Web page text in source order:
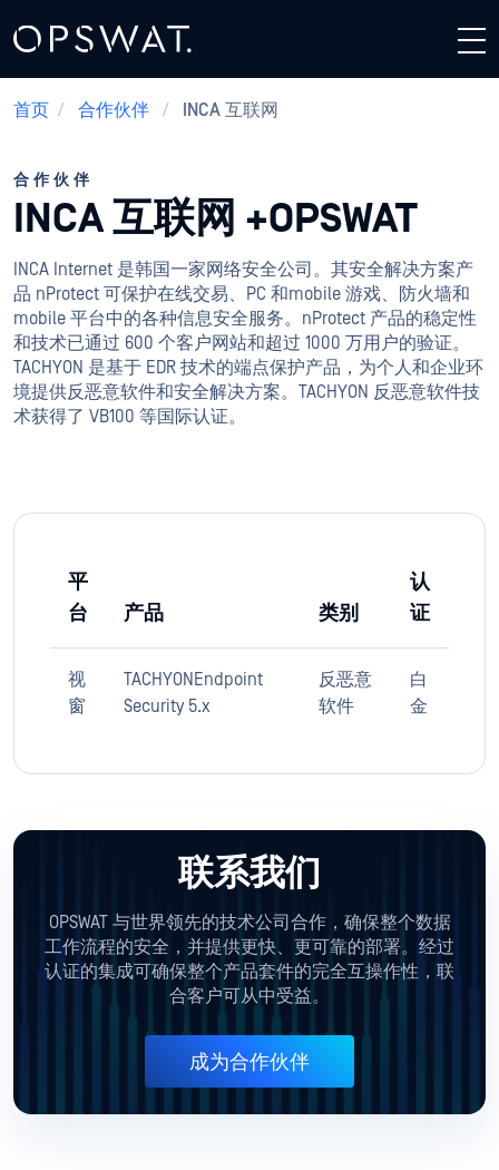
首页 / 合作伙伴 / INCA 互联网
合作伙伴
INCA 互联网 +OPSWAT
INCA Internet 是韩国一家网络安全公司。其安全解决方案产
品 nProtect 可保护在线交易、PC 和mobile 游戏、防火墙和
mobile 平台中的各种信息安全服务。nProtect 产品的稳定性
和技术已通过 600 个客户网站和超过 1000 万用户的验证。
TACHYON 是基于 EDR 技术的端点保护产品，为个人和企业环
境提供反恶意软件和安全解决方案。TACHYON 反恶意软件技
术获得了 VB100 等国际认证。
平
台
产品 类别
认
证
视
窗
TACHYONEndpoint
Security 5.x
反恶意
软件
白
金
联系我们
OPSWAT 与世界领先的技术公司合作，确保整个数据
工作流程的安全，并提供更快、更可靠的部署。经过
认证的集成可确保整个产品套件的完全互操作性，联
合客户可从中受益。
成为合作伙伴